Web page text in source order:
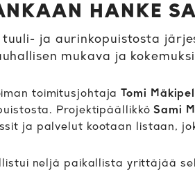
HANKE
ja aurinkopuistosta
mukava ja
toimitusjohtajaTomi
ProjektipäällikköSami
ja palvelut kootaan listaan,
neljä paikallista yrittäjää